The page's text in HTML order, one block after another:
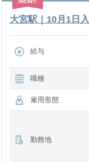
大宮駅｜10月1日
給与
職種
雇用形態
勤務地